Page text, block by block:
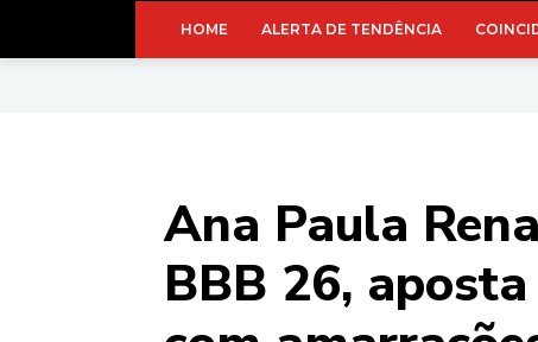
HOME ALERTA DE TENDÊNCIA
Ana Paula
BBB 26,